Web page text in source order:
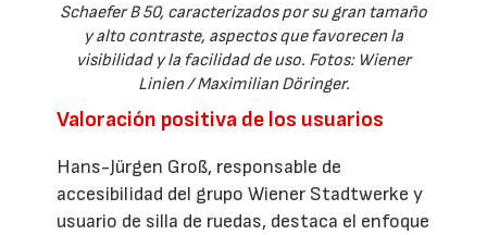
Schaefer B 50, caracterizados por su gran tamaño
y alto contraste, aspectos que favorecen la
visibilidad y la facilidad de uso. Fotos: Wiener
Linien / Maximilian Döringer.
Valoración positiva de los usuarios
Hans-Jürgen Groß, responsable de
accesibilidad del grupo Wiener Stadtwerke y
usuario de silla de ruedas, destaca el enfoque